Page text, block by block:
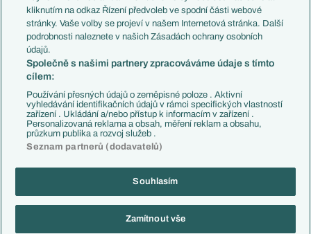
Kluby
Arsenal FC
Chelsea FC
Manchester United
AC Milán
Juventus FC
Bayern Mnichov
FC Barcelona
Real Madrid
Livescore
Tipovací soutěž
Copyright © 2001-2026 EuroFotbal.cz. Využíváme zpravodajství ČTK.
Informace o zpracování osobních údajů
kliknutím na odkaz Řízení předvoleb ve spodní části webové
stránky. Vaše volby se projeví v našem Internetová stránka. Další
podrobnosti naleznete v našich Zásadách ochrany osobních
údajů.
Společně s našimi partnery zpracováváme údaje s tímto
cílem:
Používání přesných údajů o zeměpisné poloze . Aktivní
vyhledávání identifikačních údajů v rámci specifických vlastností
zařízení . Ukládání a/nebo přístup k informacím v zařízení .
Personalizovaná reklama a obsah, měření reklam a obsahu,
průzkum publika a rozvoj služeb .
Seznam partnerů (dodavatelů)
Souhlasím
Zamítnout vše